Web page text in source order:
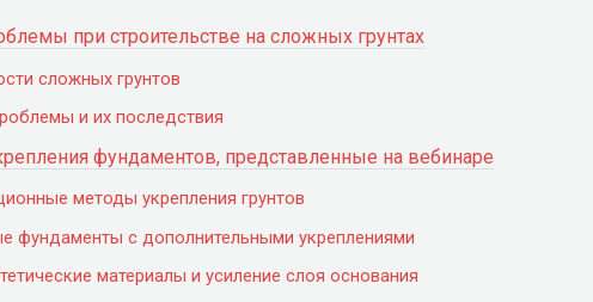
при строительстве на сложных грунтах
сложных грунтов
и их последствия
фундаментов, представленные на вебинаре
методы укрепления грунтов
фундаменты с дополнительными укреплениями
материалы и усиление слоя основания